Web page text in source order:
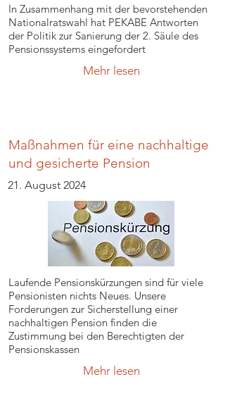
In Zusammenhang mit der bevorstehenden
Nationalratswahl hat PEKABE Antworten
der Politik zur Sanierung der 2. Säule des
Pensionssystems eingefordert
Mehr lesen
Maßnahmen für eine nachhaltige
und gesicherte Pension
21. August 2024
Laufende Pensionskürzungen sind für viele
Pensionisten nichts Neues. Unsere
Forderungen zur Sicherstellung einer
nachhaltigen Pension finden die
Zustimmung bei den Berechtigten der
Pensionskassen
Mehr lesen